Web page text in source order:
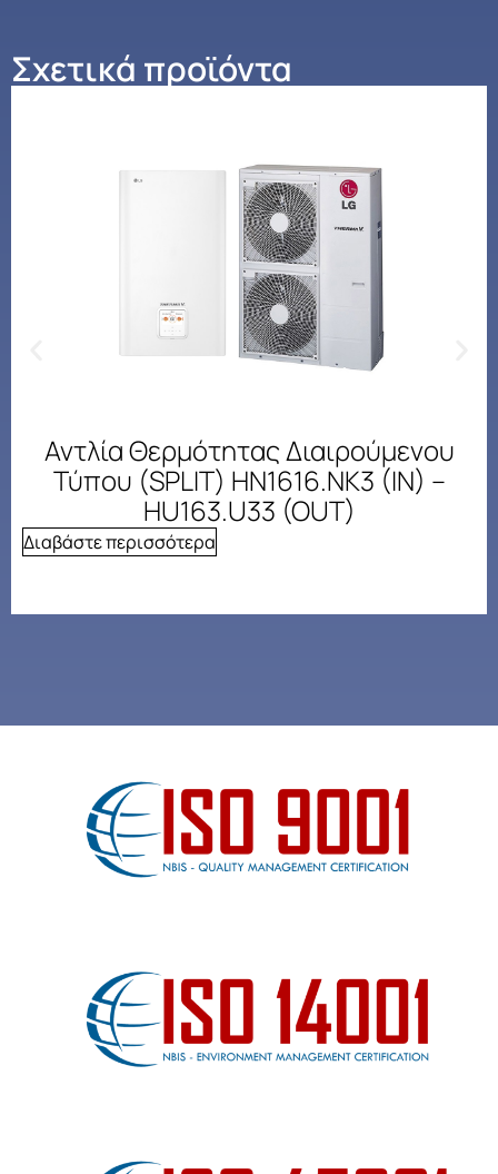
Σχετικά προϊόντα
Αντλία Θερμότητας Διαιρούμενου
Τύπου (SPLIT) HN1616.NK3 (IN) –
HU163.U33 (OUT)
Διαβάστε περισσότερα